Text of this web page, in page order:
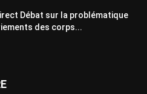
Débat sur la problématique
des corps...